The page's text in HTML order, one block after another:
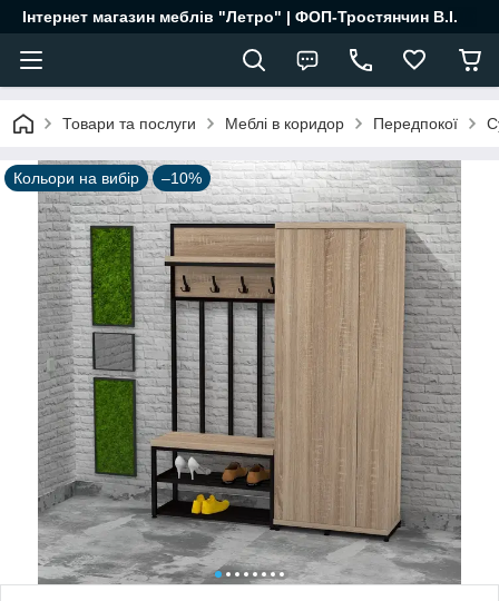
Інтернет магазин меблів "Летро" | ФОП-Тростянчин В.І.
Товари та послуги Меблі в коридор Передпокої
Кольори на вибір –10%